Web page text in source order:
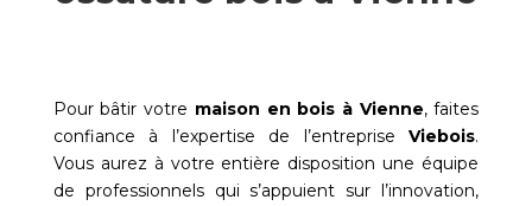
Pour bâtir votre maison en bois à Vienne, faites
confiance à l’expertise de l’entrepriseViebois.
Vous aurez à votre entière disposition une équipe
de professionnels qui s’appuient sur l’innovation,